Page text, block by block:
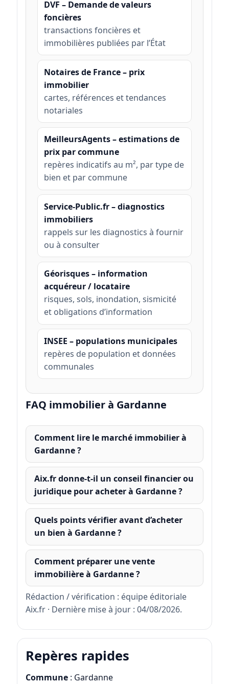
DVF – Demande de valeurs
foncières
transactions foncières et
immobilières publiées par l’État
Notaires de France – prix
immobilier
cartes, références et tendances
notariales
MeilleursAgents – estimations de
prix par commune
repères indicatifs au m², par type de
bien et par commune
Service-Public.fr – diagnostics
immobiliers
rappels sur les diagnostics à fournir
ou à consulter
Géorisques – information
acquéreur / locataire
risques, sols, inondation, sismicité
et obligations d’information
INSEE – populations municipales
repères de population et données
communales
FAQ immobilier à Gardanne
Comment lire le marché immobilier à
Gardanne ?
Aix.fr donne-t-il un conseil financier ou
juridique pour acheter à Gardanne ?
Quels points vérifier avant d’acheter
un bien à Gardanne ?
Comment préparer une vente
immobilière à Gardanne ?
Rédaction / vérification : équipe éditoriale
Aix.fr · Dernière mise à jour : 04/08/2026.
Repères rapides
Commune: Gardanne